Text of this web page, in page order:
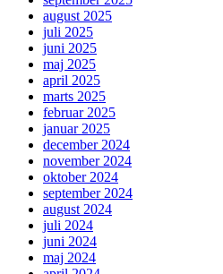
august 2025
juli 2025
juni 2025
maj 2025
april 2025
marts 2025
februar 2025
januar 2025
december 2024
november 2024
oktober 2024
september 2024
august 2024
juli 2024
juni 2024
maj 2024